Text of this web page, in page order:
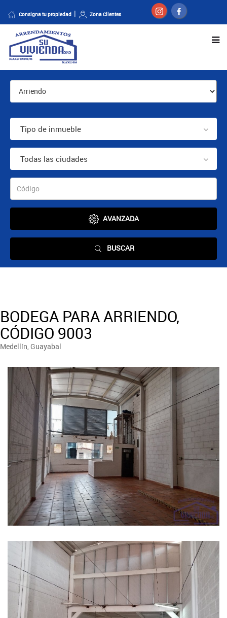
Consigna tu propiedad Zona Clientes
Tipo de inmueble
Todas las ciudades
AVANZADA
BUSCAR
BODEGA PARA ARRIENDO,
CÓDIGO 9003
Medellín, Guayabal